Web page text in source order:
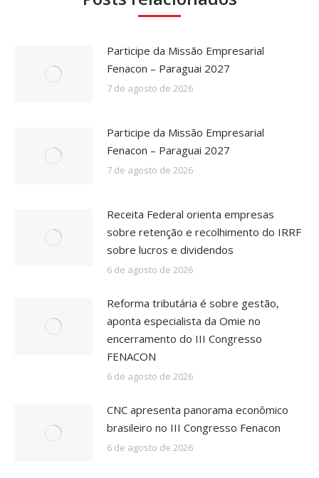
Participe da Missão Empresarial
Fenacon – Paraguai 2027
7 de agosto de 2026
Participe da Missão Empresarial
Fenacon – Paraguai 2027
7 de agosto de 2026
Receita Federal orienta empresas
sobre retenção e recolhimento do IRRF
sobre lucros e dividendos
6 de agosto de 2026
Reforma tributária é sobre gestão,
aponta especialista da Omie no
encerramento do III Congresso
FENACON
6 de agosto de 2026
CNC apresenta panorama econômico
brasileiro no III Congresso Fenacon
6 de agosto de 2026